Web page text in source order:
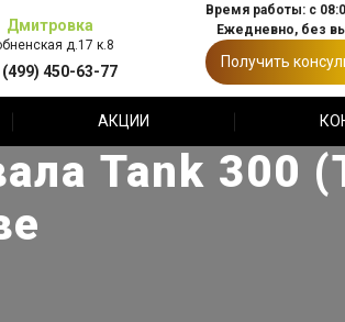
Дмитровка
д.17 к.8
(499) 450-63-77
Время работы: с
Ежедневно, без
Получить
АКЦИИ
Tank 300